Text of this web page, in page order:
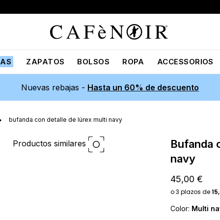
ZAPATOS BOLSOS ROPA ACCESSORIOS
Nuevas rebajas - Hasta un 60% de descuento
bufanda con detalle de lúrex multi navy
Productos similares
bufanda con detalle de lúrex multi
navy
45,00 €
Color: Multi